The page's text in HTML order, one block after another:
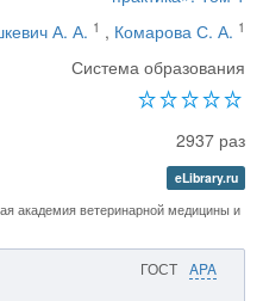
А. А. 1 , Комарова С. А. 1
Система образования
2937 раз
eLibrary.ru
академия ветеринарной медицины и
ГОСТ APA